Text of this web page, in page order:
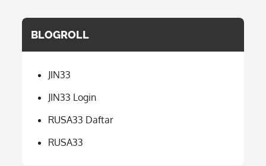
BLOGROLL
JIN33
JIN33 Login
RUSA33 Daftar
RUSA33